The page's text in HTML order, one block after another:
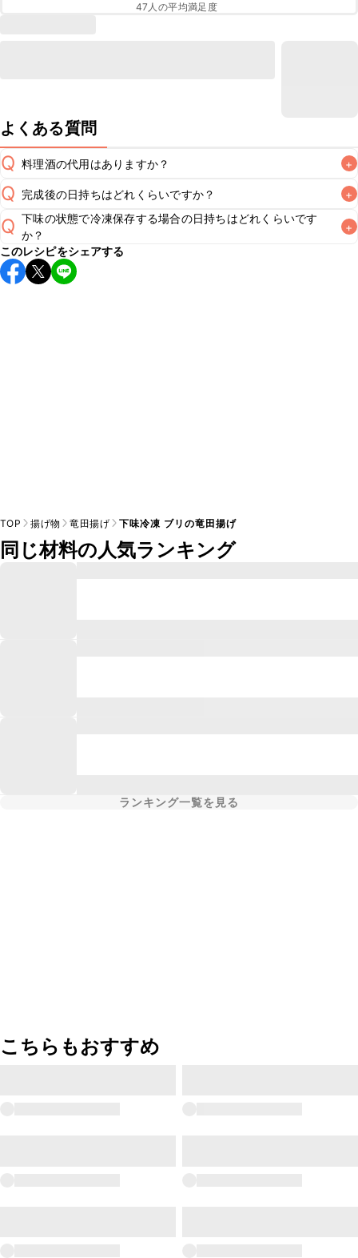
47 人の平均満足度
よくある質問
Q 料理酒の代用はありますか？ +
A
Q 完成後の日持ちはどれくらいですか？ +
A
保存期間は冷蔵で当日中が目安です。なるべくお早めにお召
し上がりください。
※日持ちは目安です。
Q 下味の状態で冷凍保存する場合の日持ちはどれくらいです
か？
+
冷凍保存は1週間以内を目安になるべく早めに調理をしてくだ
さい。冷蔵庫での解凍もしくは電子レンジの解凍機能を使用
このレシピをシェアする
TOP 揚げ物 竜田揚げ 下味冷凍 ブリの竜田揚げ
同じ材料の人気ランキング
ランキング一覧を見る
こちらもおすすめ